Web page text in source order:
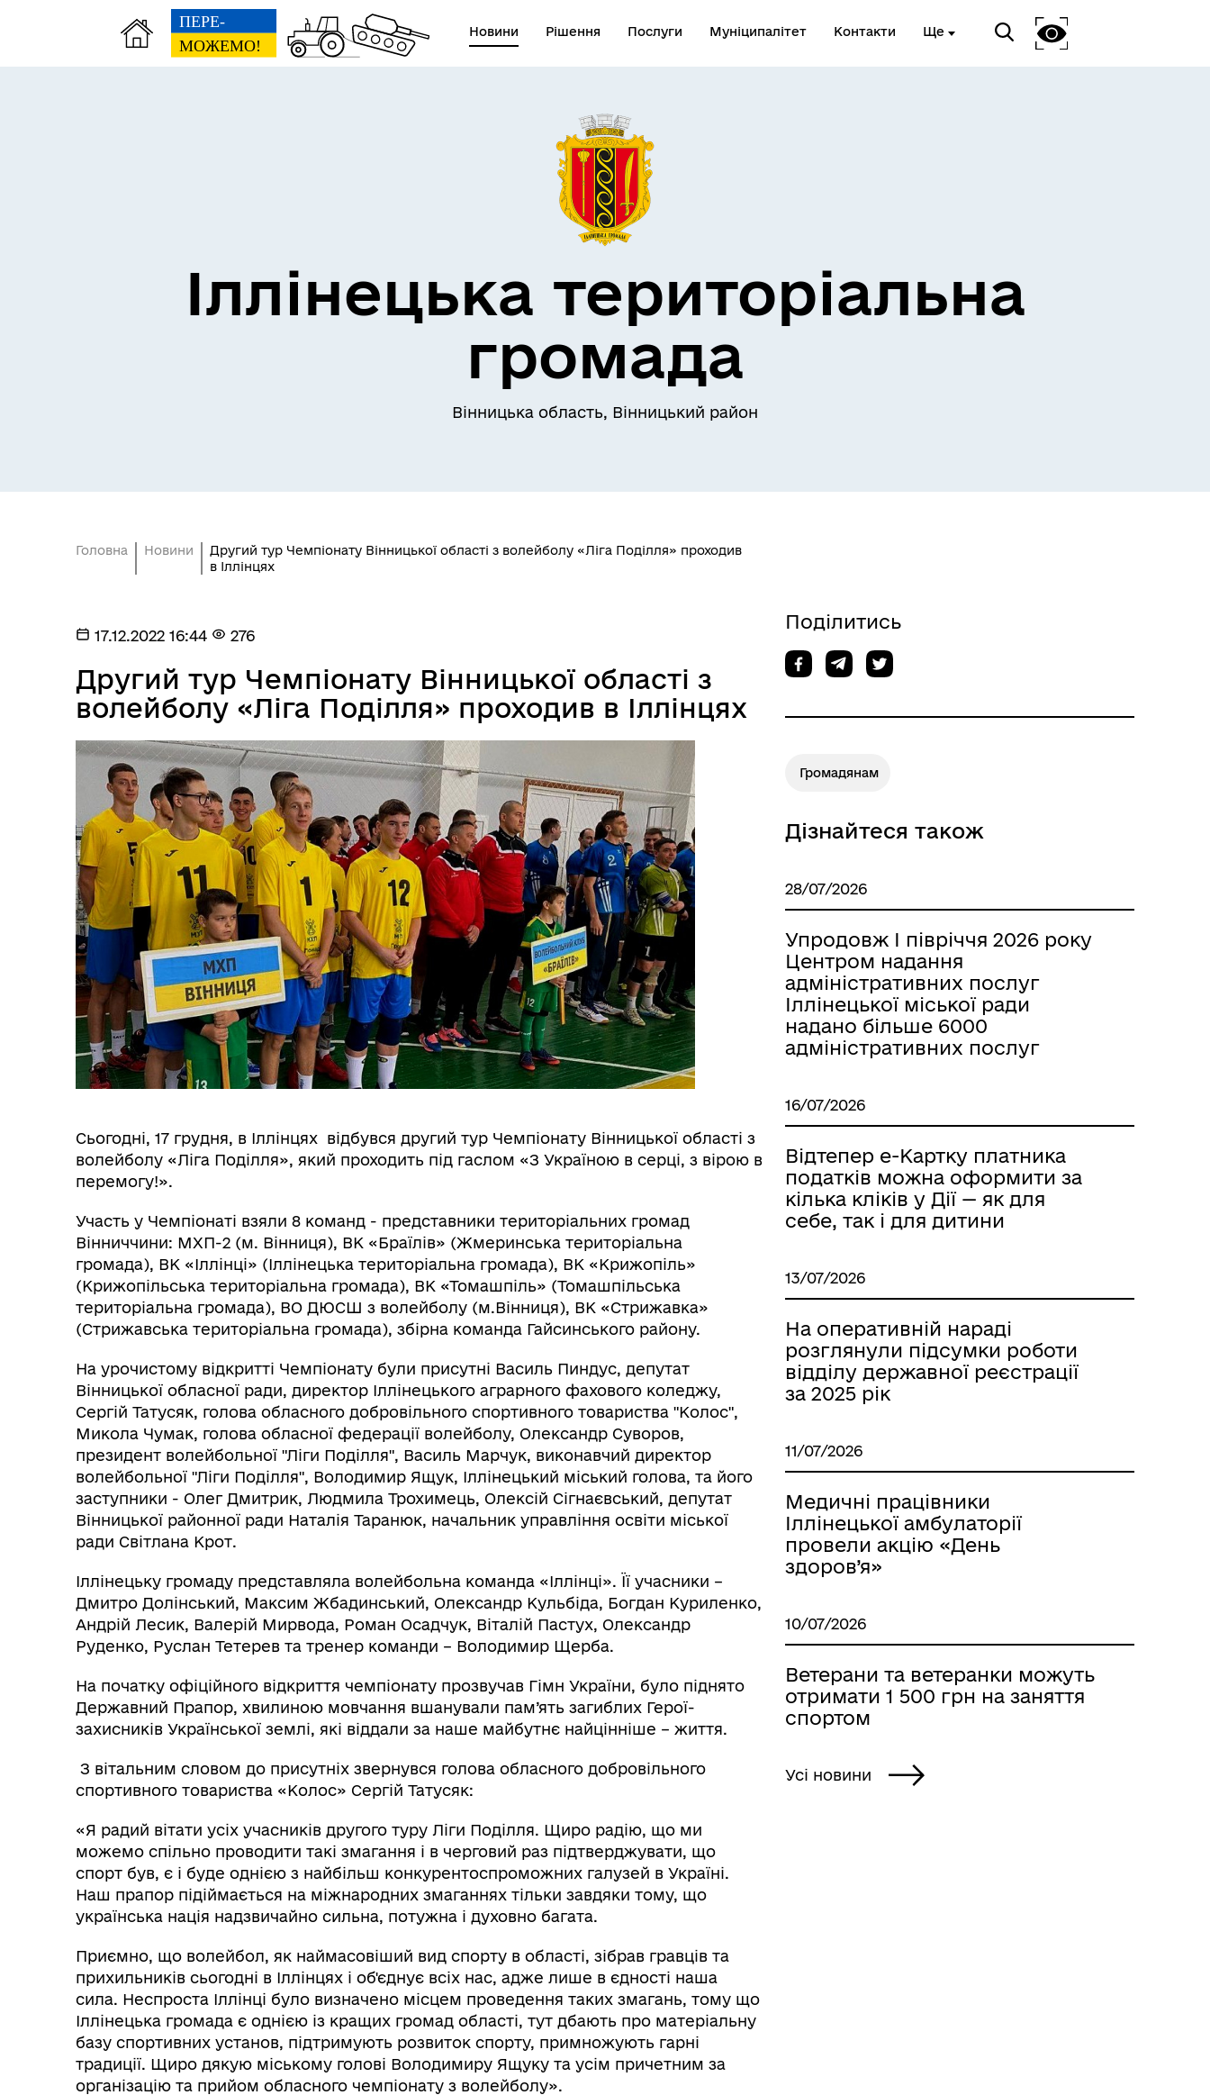
Новини Рішення Послуги Муніципалітет Контакти Ще
Іллінецька територіальна
громада
Вінницька область, Вінницький район
Головна Новини
Другий тур Чемпіонату Вінницької області з волейболу «Ліга Поділля» проходив
в Іллінцях
17.12.2022 16:44 276
Другий тур Чемпіонату Вінницької області з
волейболу «Ліга Поділля» проходив в Іллінцях
Сьогодні, 17 грудня, в Іллінцях відбувся другий тур Чемпіонату Вінницької області з
волейболу «Ліга Поділля», який проходить під гаслом «З Україною в серці, з вірою в
перемогу!».
Участь у Чемпіонаті взяли 8 команд - представники територіальних громад
Вінниччини: МХП-2 (м. Вінниця), ВК «Браїлів» (Жмеринська територіальна
громада), ВК «Іллінці» (Іллінецька територіальна громада), ВК «Крижопіль»
(Крижопільська територіальна громада), ВК «Томашпіль» (Томашпільська
територіальна громада), ВО ДЮСШ з волейболу (м.Вінниця), ВК «Стрижавка»
(Стрижавська територіальна громада), збірна команда Гайсинського району.
На урочистому відкритті Чемпіонату були присутні Василь Пиндус, депутат
Вінницької обласної ради, директор Іллінецького аграрного фахового коледжу,
Сергій Татусяк, голова обласного добровільного спортивного товариства "Колос",
Микола Чумак, голова обласної федерації волейболу, Олександр Суворов,
президент волейбольної "Ліги Поділля", Василь Марчук, виконавчий директор
волейбольної "Ліги Поділля", Володимир Ящук, Іллінецький міський голова, та його
заступники - Олег Дмитрик, Людмила Трохимець, Олексій Сігнаєвський, депутат
Вінницької районної ради Наталія Таранюк, начальник управління освіти міської
ради Світлана Крот.
Іллінецьку громаду представляла волейбольна команда «Іллінці». Її учасники –
Дмитро Долінський, Максим Жбадинський, Олександр Кульбіда, Богдан Куриленко,
Андрій Лесик, Валерій Мирвода, Роман Осадчук, Віталій Пастух, Олександр
Руденко, Руслан Тетерев та тренер команди – Володимир Щерба.
На початку офіційного відкриття чемпіонату прозвучав Гімн України, було піднято
Державний Прапор, хвилиною мовчання вшанували пам’ять загиблих Герої-
захисників Української землі, які віддали за наше майбутнє найцінніше – життя.
З вітальним словом до присутніх звернувся голова обласного добровільного
спортивного товариства «Колос» Сергій Татусяк:
«Я радий вітати усіх учасників другого туру Ліги Поділля. Щиро радію, що ми
можемо спільно проводити такі змагання і в черговий раз підтверджувати, що
спорт був, є і буде однією з найбільш конкурентоспроможних галузей в Україні.
Наш прапор підіймається на міжнародних змаганнях тільки завдяки тому, що
українська нація надзвичайно сильна, потужна і духовно багата.
Приємно, що волейбол, як наймасовіший вид спорту в області, зібрав гравців та
прихильників сьогодні в Іллінцях і об'єднує всіх нас, адже лише в єдності наша
сила. Неспроста Іллінці було визначено місцем проведення таких змагань, тому що
Іллінецька громада є однією із кращих громад області, тут дбають про матеріальну
базу спортивних установ, підтримують розвиток спорту, примножують гарні
традиції. Щиро дякую міському голові Володимиру Ящуку та усім причетним за
організацію та прийом обласного чемпіонату з волейболу».
Поділитись
Громадянам
Дізнайтеся також
28/07/2026
Упродовж І півріччя 2026 року
Центром надання
адміністративних послуг
Іллінецької міської ради
надано більше 6000
адміністративних послуг
16/07/2026
Відтепер е-Картку платника
податків можна оформити за
кілька кліків у Дії — як для
себе, так і для дитини
13/07/2026
На оперативній нараді
розглянули підсумки роботи
відділу державної реєстрації
за 2025 рік
11/07/2026
Медичні працівники
Іллінецької амбулаторії
провели акцію «День
здоров’я»
10/07/2026
Ветерани та ветеранки можуть
отримати 1 500 грн на заняття
спортом
Усі новини